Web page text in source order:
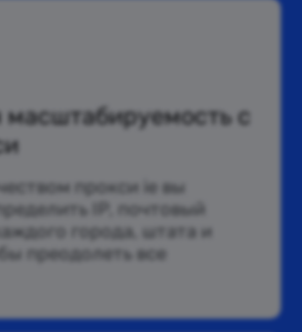
масштабируемость с
прокси ie вы
IP, почтовый
города, штата и
преодолеть все